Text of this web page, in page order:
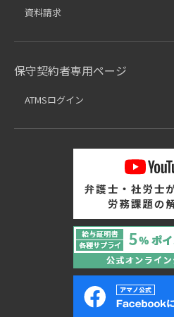
資料請求
保守契約者専用ページ
ATMSログイン